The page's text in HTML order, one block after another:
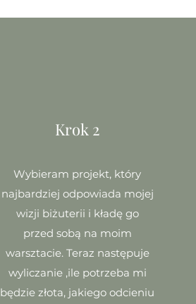
Krok 2
Wybieram projekt, który
najbardziej odpowiada mojej
wizji biżuterii i kładę go
przed sobą na moim
warsztacie. Teraz następuje
wyliczanie ,ile potrzeba mi
będzie złota, jakiego odcieniu